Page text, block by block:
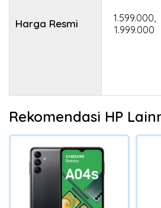
Harga Resmi
1.599.000,
1.999.000
Rekomendasi HP